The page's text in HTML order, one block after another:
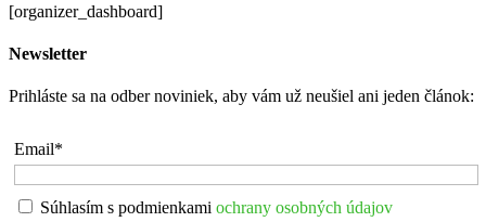
[organizer_dashboard]
Newsletter
Prihláste sa na odber noviniek, aby vám už neušiel ani jeden článok:
Email*
Súhlasím s podmienkami ochrany osobných údajov